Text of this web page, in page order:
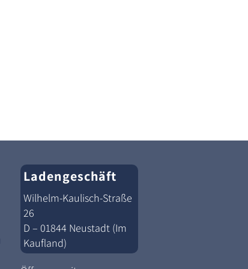
Ladengeschäft
Wilhelm-Kaulisch-Straße
26
D – 01844 Neustadt (Im
Kaufland)